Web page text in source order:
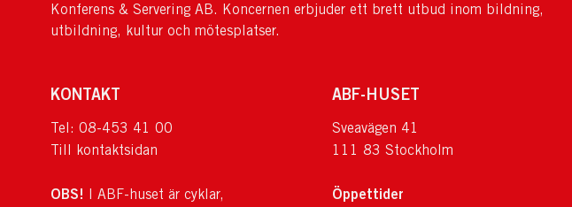
Konferens & Servering AB. Koncernen erbjuder ett brett utbud inom bildning,
utbildning, kultur och mötesplatser.
KONTAKT
Tel: 08-453 41 00
Till kontaktsidan
OBS! I ABF-huset är cyklar,
ABF-HUSET
Sveavägen 41
111 83 Stockholm
Öppettider